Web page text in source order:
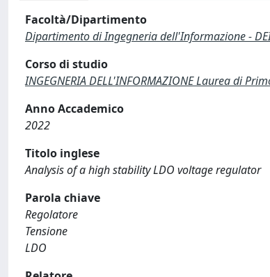
Facoltà/Dipartimento
Dipartimento di Ingegneria dell'Informazione -
Corso di studio
INGEGNERIA DELL'INFORMAZIONE Laurea di
Anno Accademico
2022
Titolo inglese
Analysis of a high stability LDO voltage regulator
Parola chiave
Regolatore
Tensione
LDO